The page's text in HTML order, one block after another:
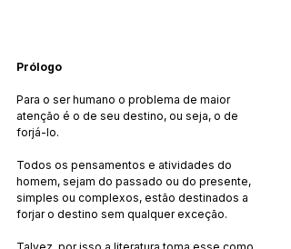
Prólogo
Para o ser humano o problema de maior
atenção é o de seu destino, ou seja, o de
forjá-lo.
Todos os pensamentos e atividades do
homem, sejam do passado ou do presente,
simples ou complexos, estão destinados a
forjar o destino sem qualquer exceção.